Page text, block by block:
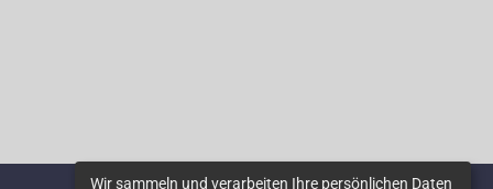
Wir sammeln und verarbeiten Ihre persönlichen Daten